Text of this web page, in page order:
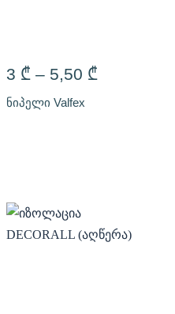
3 ₾ – 5,50 ₾
ნიპელი Valfex